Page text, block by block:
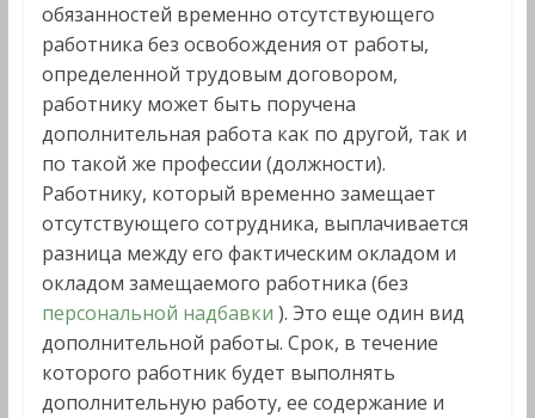
обязанностей временно отсутствующего
работника без освобождения от работы,
определенной трудовым договором,
работнику может быть поручена
дополнительная работа как по другой, так и
по такой же профессии (должности).
Работнику, который временно замещает
отсутствующего сотрудника, выплачивается
разница между его фактическим окладом и
окладом замещаемого работника (без
персональной надбавки ). Это еще один вид
дополнительной работы. Срок, в течение
которого работник будет выполнять
дополнительную работу, ее содержание и